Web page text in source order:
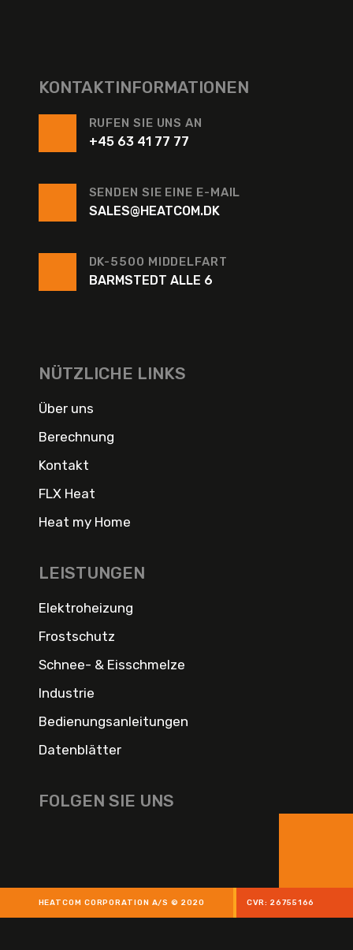
KONTAKTINFORMATIONEN
RUFEN SIE UNS AN
+45 63 41 77 77
SENDEN SIE EINE E-MAIL
SALES@HEATCOM.DK
DK-5500 MIDDELFART
BARMSTEDT ALLE 6
NÜTZLICHE LINKS
Über uns
Berechnung
Kontakt
FLX Heat
Heat my Home
LEISTUNGEN
Elektroheizung
Frostschutz
Schnee- & Eisschmelze
Industrie
Bedienungsanleitungen
Datenblätter
FOLGEN SIE UNS
HEATCOM CORPORATION A/S © 2020 CVR: 26755166